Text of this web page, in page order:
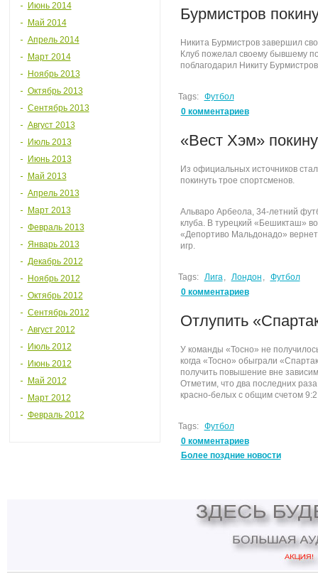
Июнь 2014
Май 2014
Апрель 2014
Март 2014
Ноябрь 2013
Октябрь 2013
Сентябрь 2013
Август 2013
Июль 2013
Июнь 2013
Май 2013
Апрель 2013
Март 2013
Февраль 2013
Январь 2013
Декабрь 2012
Ноябрь 2012
Октябрь 2012
Сентябрь 2012
Август 2012
Июль 2012
Июнь 2012
Май 2012
Март 2012
Февраль 2012
Бурмистров
Никита Бурмистров завершил
Клуб пожелал своему бывшему
поблагодарил Никиту
Tags: Футбол
0 комментариев
«Вест Хэм»
Из официальных источников
покинуть трое спортсменов.
Альваро Арбеола, 34-летний
клуба. В турецкий «Бешикташ»
«Депортиво Мальдонадо»
игр.
Tags: Лига, Лондон , Футбол
0 комментариев
Отлупить
У команды «Тосно» не
когда «Тосно» обыграли
получить повышение вне
Отметим, что два последних
красно-белых с общим счетом
Tags: Футбол
0 комментариев
Более поздние новости